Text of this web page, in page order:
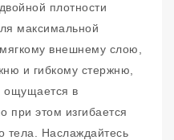
плотности
максимальной
внешнему слою,
и гибкому стержню,
ощущается в
при этом изгибается
тела. Наслаждайтесь